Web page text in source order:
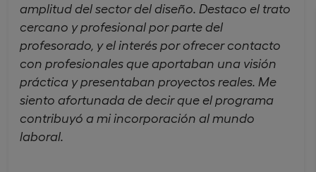
amplitud del sector del diseño. Destaco el trato
cercano y profesional por parte del
profesorado, y el interés por ofrecer contacto
con profesionales que aportaban una visión
práctica y presentaban proyectos reales. Me
siento afortunada de decir que el programa
contribuyó a mi incorporación al mundo
laboral.